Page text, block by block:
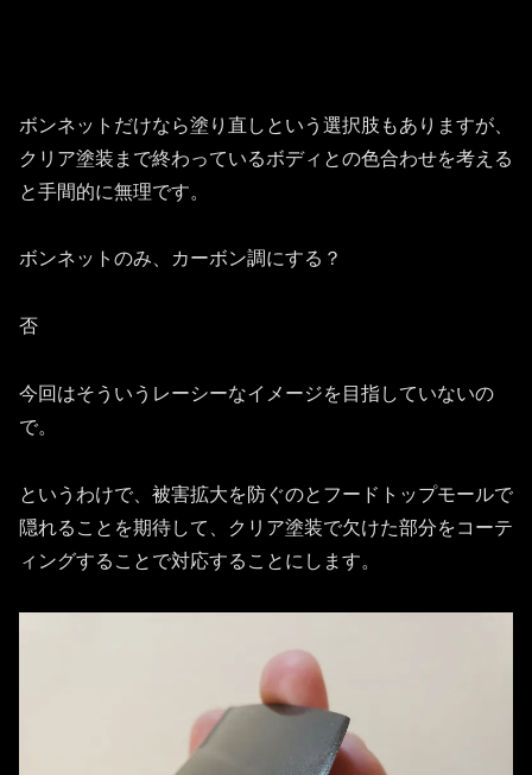
ボンネットだけなら塗り直しという選択肢もありますが、
クリア塗装まで終わっているボディとの色合わせを考える
と手間的に無理です。
ボンネットのみ、カーボン調にする？
否
今回はそういうレーシーなイメージを目指していないの
で。
というわけで、被害拡大を防ぐのとフードトップモールで
隠れることを期待して、クリア塗装で欠けた部分をコーテ
ィングすることで対応することにします。